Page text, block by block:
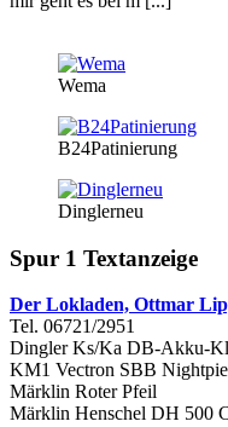
Wema
B24Patinierung
Dinglerneu
Spur 1 Textanzeige
Der Lokladen, Ottmar
Tel. 06721/2951
Dingler Ks/Ka DB-Akku-
KM1 Vectron SBB
Märklin Roter Pfeil
Märklin Henschel DH 500